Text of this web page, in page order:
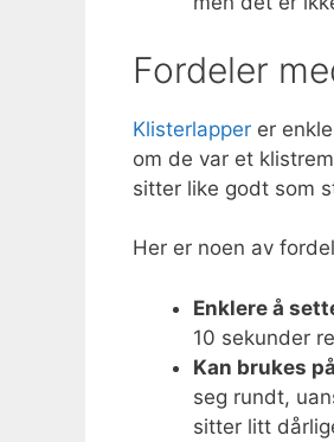
Fordeler
Klisterlapper er
om de var et
sitter like godt som
Her er noen av
Enklere å
10 sekunder
Kan brukes
seg rundt,
sitter litt